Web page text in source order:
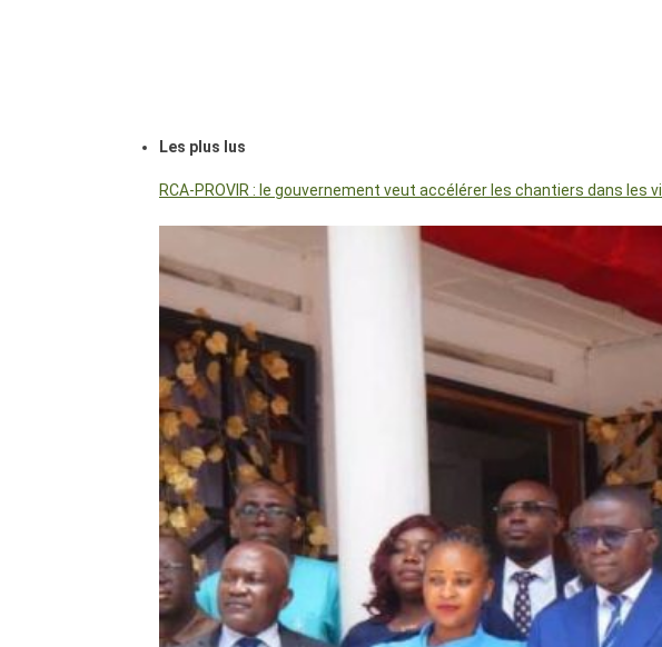
Les plus lus
RCA-PROVIR : le gouvernement veut accélérer les chantiers dans les